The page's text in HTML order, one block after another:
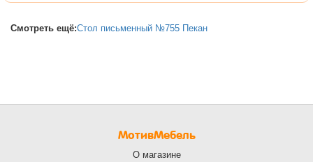
Смотреть ещё:Стол письменный №755 Пекан
МотивМебель
О магазине